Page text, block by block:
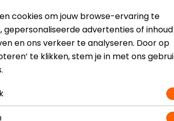
cookies om jouw browse-ervaring te
gepersonaliseerde advertenties of inhoud
en ons verkeer te analyseren. Door op
te klikken, stem je in met ons